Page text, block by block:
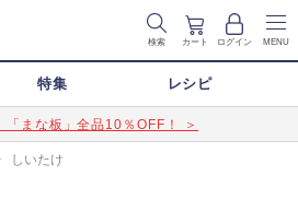
検索 カート ログイン MENU
特集 レシピ
「まな板」全品10％OFF！ ＞
しいたけ